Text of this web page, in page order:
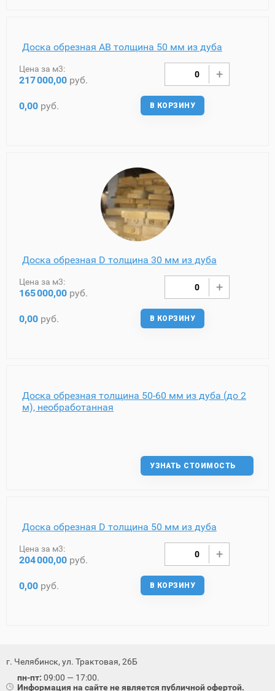
Доска обрезная AB толщина 50 мм из дуба
Цена за м3:
217000,00 руб.
0,00 руб. В КОРЗИНУ
Доска обрезная D толщина 30 мм из дуба
Цена за м3:
165000,00 руб.
0,00 руб. В КОРЗИНУ
Доска обрезная толщина 50-60 мм из дуба (до 2
м), необработанная
УЗНАТЬ СТОИМОСТЬ
Доска обрезная D толщина 50 мм из дуба
Цена за м3:
204000,00 руб.
0,00 руб. В КОРЗИНУ
г. Челябинск, ул. Трактовая, 26Б
пн-пт: 09:00 — 17:00.
Информация на сайте не является публичной офертой.